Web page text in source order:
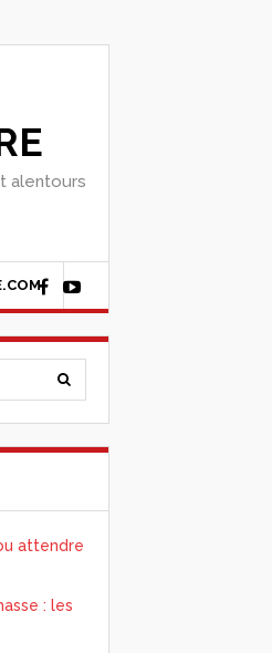
alentours
attendre
: les